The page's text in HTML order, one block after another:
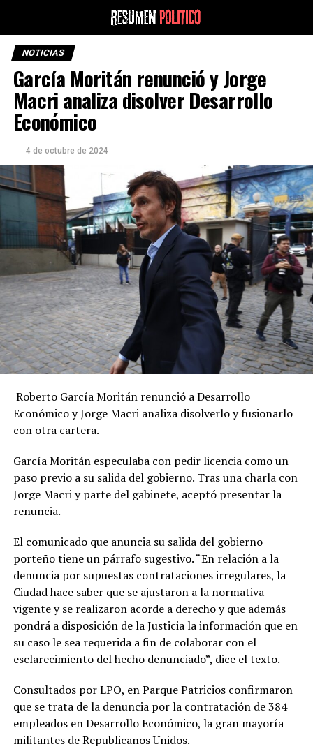
NOTICIAS
García Moritán renunció y Jorge
Macri analiza disolver Desarrollo
Económico
4 de octubre de 2024
Roberto García Moritán renunció a Desarrollo
Económico y Jorge Macri analiza disolverlo y fusionarlo
con otra cartera.
García Moritán especulaba con pedir licencia como un
paso previo a su salida del gobierno. Tras una charla con
Jorge Macri y parte del gabinete, aceptó presentar la
renuncia.
El comunicado que anuncia su salida del gobierno
porteño tiene un párrafo sugestivo. “En relación a la
denuncia por supuestas contrataciones irregulares, la
Ciudad hace saber que se ajustaron a la normativa
vigente y se realizaron acorde a derecho y que además
pondrá a disposición de la Justicia la información que en
su caso le sea requerida a fin de colaborar con el
esclarecimiento del hecho denunciado”, dice el texto.
Consultados por LPO, en Parque Patricios confirmaron
que se trata de la denuncia por la contratación de 384
empleados en Desarrollo Económico, la gran mayoría
militantes de Republicanos Unidos.